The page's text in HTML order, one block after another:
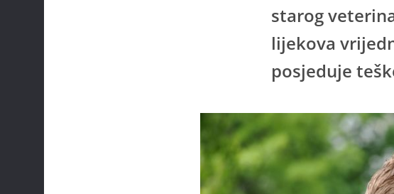
starog
lijekova
posjeduje